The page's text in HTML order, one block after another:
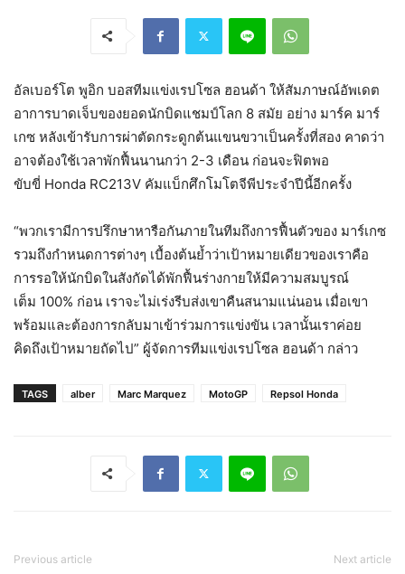
อัลเบอร์โต พูอิก บอสทีมแข่งเรปโซล ฮอนด้า ให้สัมภาษณ์อัพเดต
อาการบาดเจ็บของยอดนักบิดแชมป์โลก 8 สมัย อย่าง มาร์ค มาร์
เกซ หลังเข้ารับการผ่าตัดกระดูกต้นแขนขวาเป็นครั้งที่สอง คาดว่า
อาจต้องใช้เวลาพักฟื้นนานกว่า 2-3 เดือน ก่อนจะฟิตพอ
ขับขี่ Honda RC213V คัมแบ็กศึกโมโตจีพีประจำปีนี้อีกครั้ง
“พวกเรามีการปรึกษาหารือกันภายในทีมถึงการฟื้นตัวของ มาร์เกซ
รวมถึงกำหนดการต่างๆ เบื้องต้นย้ำว่าเป้าหมายเดียวของเราคือ
การรอให้นักบิดในสังกัดได้พักฟื้นร่างกายให้มีความสมบูรณ์
เต็ม 100% ก่อน เราจะไม่เร่งรีบส่งเขาคืนสนามแน่นอน เมื่อเขา
พร้อมและต้องการกลับมาเข้าร่วมการแข่งขัน เวลานั้นเราค่อย
คิดถึงเป้าหมายถัดไป” ผู้จัดการทีมแข่งเรปโซล ฮอนด้า กล่าว
TAGS alber Marc Marquez MotoGP Repsol Honda
Previous article Next article